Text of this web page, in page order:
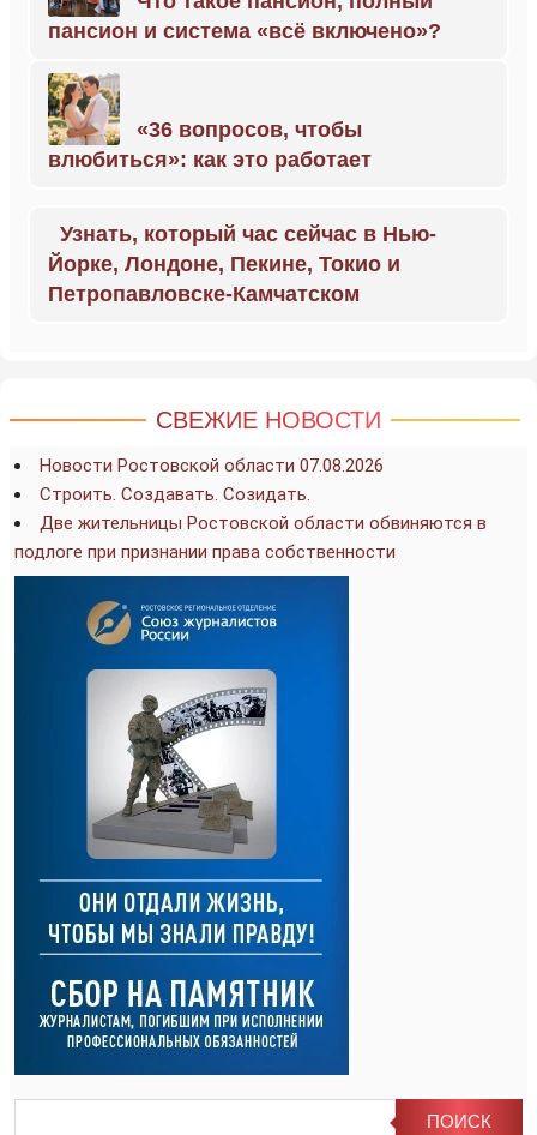
пансион и система «всё включено»?
«36 вопросов, чтобы
влюбиться»: как это работает
Узнать, который час сейчас в Нью-
Йорке, Лондоне, Пекине, Токио и
Петропавловске-Камчатском
СВЕЖИЕ НОВОСТИ
Новости Ростовской области 07.08.2026
Строить. Создавать. Созидать.
Две жительницы Ростовской области обвиняются в
подлоге при признании права собственности